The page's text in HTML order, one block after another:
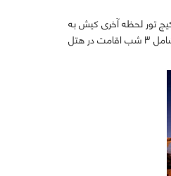
تور لحظه آخری کیش به
ترتیب قیمت و نوع اتاق قرار داده شده است. شما با انتخاب نوع هتل می توانید قیمت آن را مشاهده نمایید . تور لحظه آخری کیش شامل 3 شب اقامت در هتل